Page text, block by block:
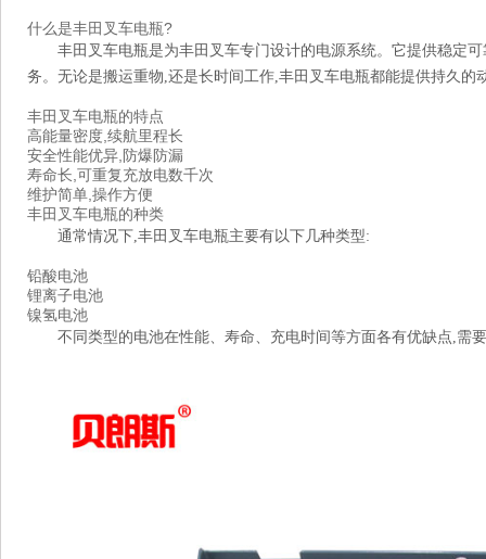
什么是丰田叉车电瓶?
丰田叉车电瓶是为丰田叉车专门设计的电源系统。它提供稳定
务。无论是搬运重物,还是长时间工作,丰田叉车电瓶都能提供持久的
丰田叉车电瓶的特点
高能量密度,续航里程长
安全性能优异,防爆防漏
寿命长,可重复充放电数千次
维护简单,操作方便
丰田叉车电瓶的种类
通常情况下,丰田叉车电瓶主要有以下几种类型:
铅酸电池
锂离子电池
镍氢电池
不同类型的电池在性能、寿命、充电时间等方面各有优缺点,需